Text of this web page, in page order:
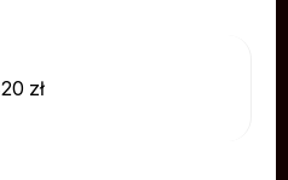
zł